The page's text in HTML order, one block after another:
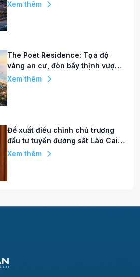
Xem thêm
The Poet Residence: Tọa độ
vàng an cư, đòn bẩy thịnh vượng
giữa trung tâm Đà Nẵng
Xem thêm
Đề xuất điều chỉnh chủ trương
đầu tư tuyến đường sắt Lào Cai -
Hà Nội - Hải Phòng, vốn tăng hơn
Xem thêm